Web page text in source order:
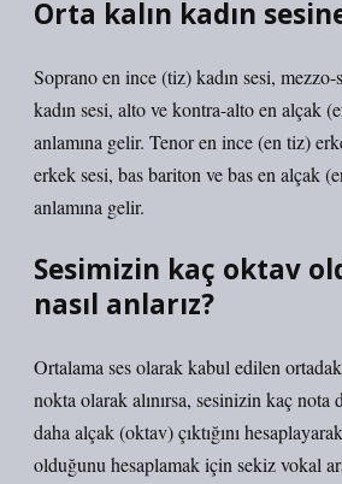
Orta kalın kadın
Soprano en ince (tiz) kadın sesi,
kadın sesi, alto ve kontra-alto en alçak
anlamına gelir. Tenor en ince (en tiz)
erkek sesi, bas bariton ve bas en alçak
anlamına gelir.
Sesimizin kaç oktav
nasıl anlarız?
Ortalama ses olarak kabul edilen
nokta olarak alınırsa, sesinizin kaç nota
daha alçak (oktav) çıktığını
olduğunu hesaplamak için sekiz vokal